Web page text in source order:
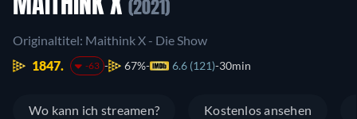
MAITHINK X (2021)
Originaltitel: Maithink X - Die Show
1847.
-63 67% 6.6 (121) 30min
Wo kann ich streamen? Kostenlos ansehen